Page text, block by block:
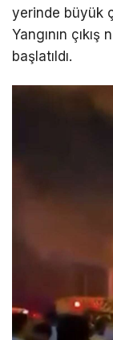
yerinde büyük
Yangının
başlatıldı.